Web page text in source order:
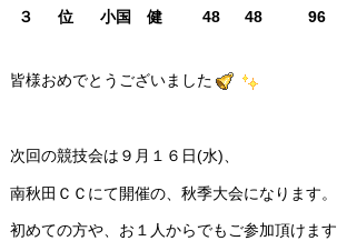
３ 位
小国 健 48 48 96
皆様おめでとうございました
次回の競技会は９月１６日(水)、
南秋田ＣＣにて開催の、秋季大会になります。
初めての方や、お１人からでもご参加頂けます